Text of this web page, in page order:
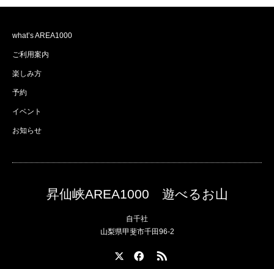
what’s AREA1000
ご利用案内
楽しみ方
予約
イベント
お知らせ
昇仙峡AREA1000 遊べるお山
自千社
山梨県甲斐市千田96-2